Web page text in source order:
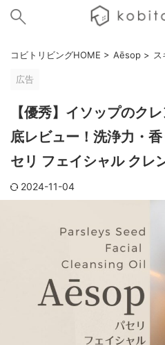
コビトリビングHOME > Aēsop > ス
広告
【優秀】イソップのク
底レビュー！洗浄力・
セリ フェイシャル クレ
2024-11-04